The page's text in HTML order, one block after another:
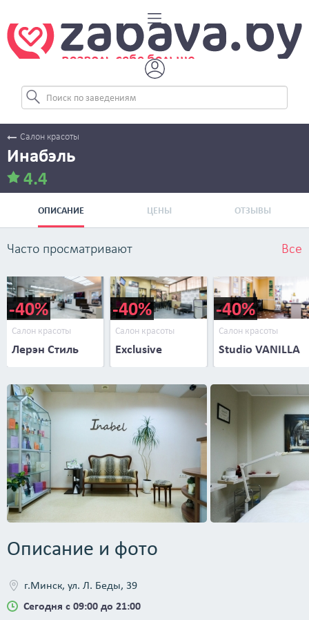
Салон красоты
Инабэль
4.4
ОПИСАНИЕ ЦЕНЫ ОТЗЫВЫ
Часто просматривают Все
-40%
Салон красоты
Лерэн Стиль
-40%
Салон красоты
Exclusive
-40%
Салон красоты
Studio VANILLA
Описание и фото
г.Минск, ул. Л. Беды, 39
Сегодня с 09:00 до 21:00